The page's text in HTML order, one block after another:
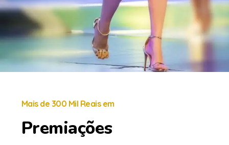
Mais de 300 Mil Reais em
Premiações